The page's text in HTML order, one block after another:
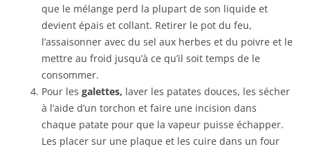
que le mélange perd la plupart de son liquide et
devient épais et collant. Retirer le pot du feu,
l’assaisonner avec du sel aux herbes et du poivre et le
mettre au froid jusqu’à ce qu’il soit temps de le
consommer.
Pour les galettes, laver les patates douces, les sécher
à l’aide d’un torchon et faire une incision dans
chaque patate pour que la vapeur puisse échapper.
Les placer sur une plaque et les cuire dans un four